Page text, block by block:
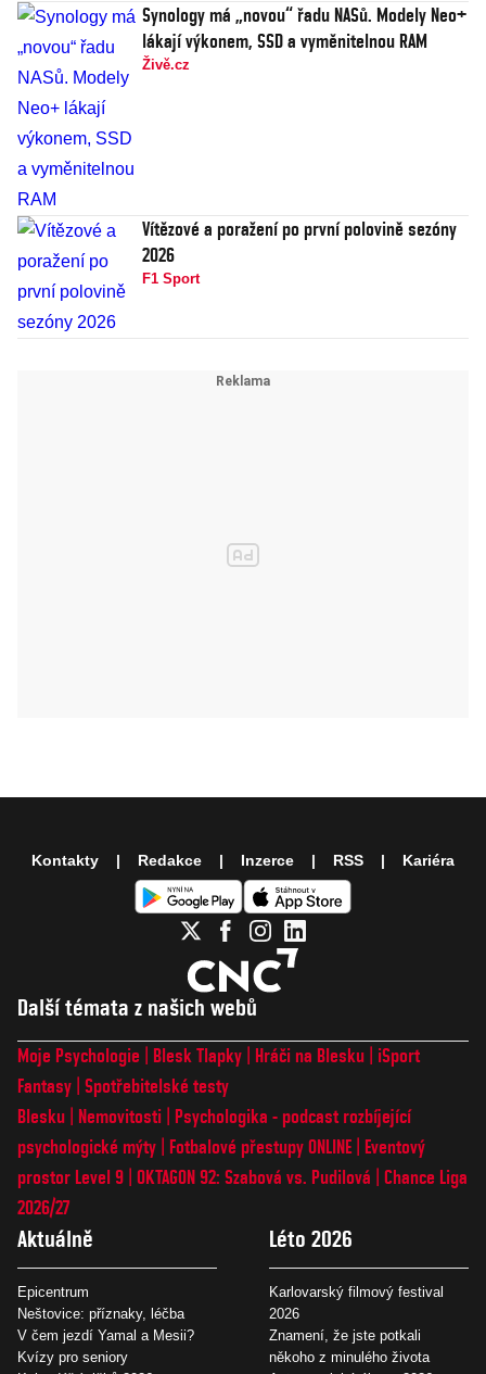
Synology má „novou“ řadu NASů. Modely Neo+
lákají výkonem, SSD a vyměnitelnou RAM
Živě.cz
Vítězové a poražení po první polovině sezóny
2026
F1 Sport
Další témata z našich webů
Moje Psychologie Blesk Tlapky Hráči na Blesku
iSport
Fantasy Spotřebitelské testy
Blesku
Nemovitosti
Psychologika - podcast rozbíjející
psychologické mýty
Fotbalové přestupy ONLINE
Eventový
prostor Level 9 OKTAGON 92: Szabová vs. Pudilová
Chance Liga
2026/27
Aktuálně
Epicentrum
Neštovice: příznaky, léčba
V čem jezdí Yamal a Mesii?
Kvízy pro seniory
Léto 2026
Karlovarský filmový festival
2026
Znamení, že jste potkali
někoho z minulého života
Kontakty Redakce Inzerce RSS Kariéra